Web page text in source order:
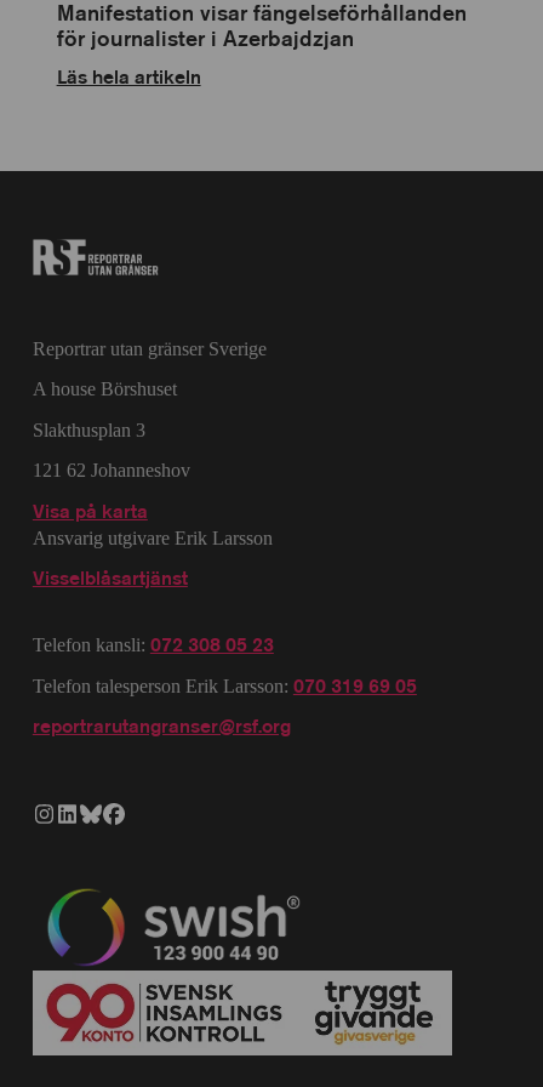
Manifestation visar fängelseförhållanden
för journalister i Azerbajdzjan
Läs hela artikeln
Reportrar utan gränser Sverige
A house Börshuset
Slakthusplan 3
121 62 Johanneshov
Visa på karta
Ansvarig utgivare Erik Larsson
Visselblåsartjänst
Telefon kansli: 072 308 05 23
Telefon talesperson Erik Larsson: 070 319 69 05
reportrarutangranser@rsf.org